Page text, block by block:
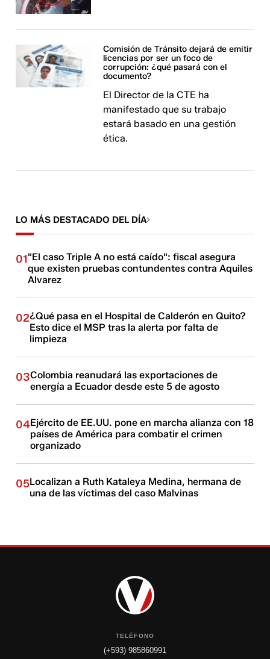
Comisión de Tránsito dejará de emitir
licencias por ser un foco de
corrupción: ¿qué pasará con el
documento?
El Director de la CTE ha
manifestado que su trabajo
estará basado en una gestión
ética.
LO MÁS DESTACADO DEL DÍA
01"El caso Triple A no está caído": fiscal asegura
que existen pruebas contundentes contra Aquiles
Alvarez
02¿Qué pasa en el Hospital de Calderón en Quito?
Esto dice el MSP tras la alerta por falta de
limpieza
03Colombia reanudará las exportaciones de
energía a Ecuador desde este 5 de agosto
04Ejército de EE.UU. pone en marcha alianza con 18
países de América para combatir el crimen
organizado
05Localizan a Ruth Kataleya Medina, hermana de
una de las víctimas del caso Malvinas
TELÉFONO
(+593) 985860991